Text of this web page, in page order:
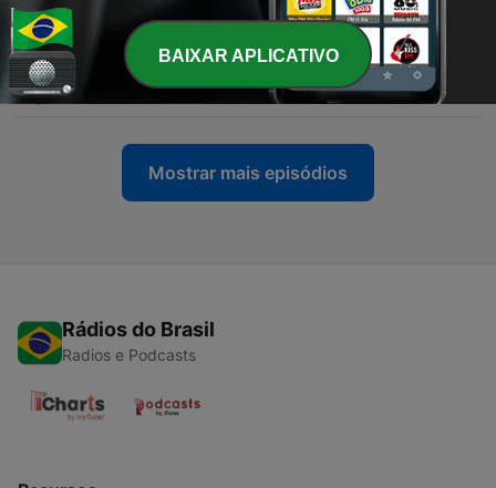
08 jul. 2026
117 - 162 - 165 Capítulo XIV. Acerca de los médiums |
Libro de los Médiums | 23.06.2026
01 jul. 2026
Mostrar mais episódios
Rádios do Brasil
Radios e Podcasts
BAIXAR APLICATIVO